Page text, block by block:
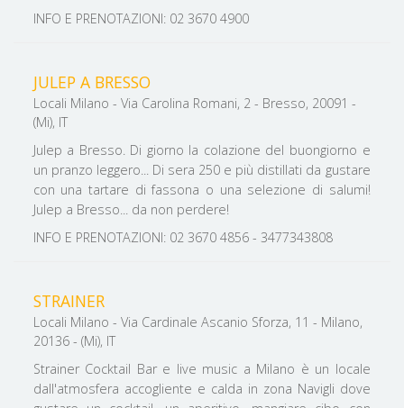
INFO E PRENOTAZIONI: 02 3670 4900
JULEP A BRESSO
Locali Milano - Via Carolina Romani, 2 - Bresso, 20091 -
(Mi), IT
Julep a Bresso. Di giorno la colazione del buongiorno e
un pranzo leggero... Di sera 250 e più distillati da gustare
con una tartare di fassona o una selezione di salumi!
Julep a Bresso... da non perdere!
INFO E PRENOTAZIONI: 02 3670 4856 - 3477343808
STRAINER
Locali Milano - Via Cardinale Ascanio Sforza, 11 - Milano,
20136 - (Mi), IT
Strainer Cocktail Bar e live music a Milano è un locale
dall'atmosfera accogliente e calda in zona Navigli dove